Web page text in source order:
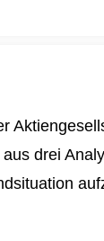
drei